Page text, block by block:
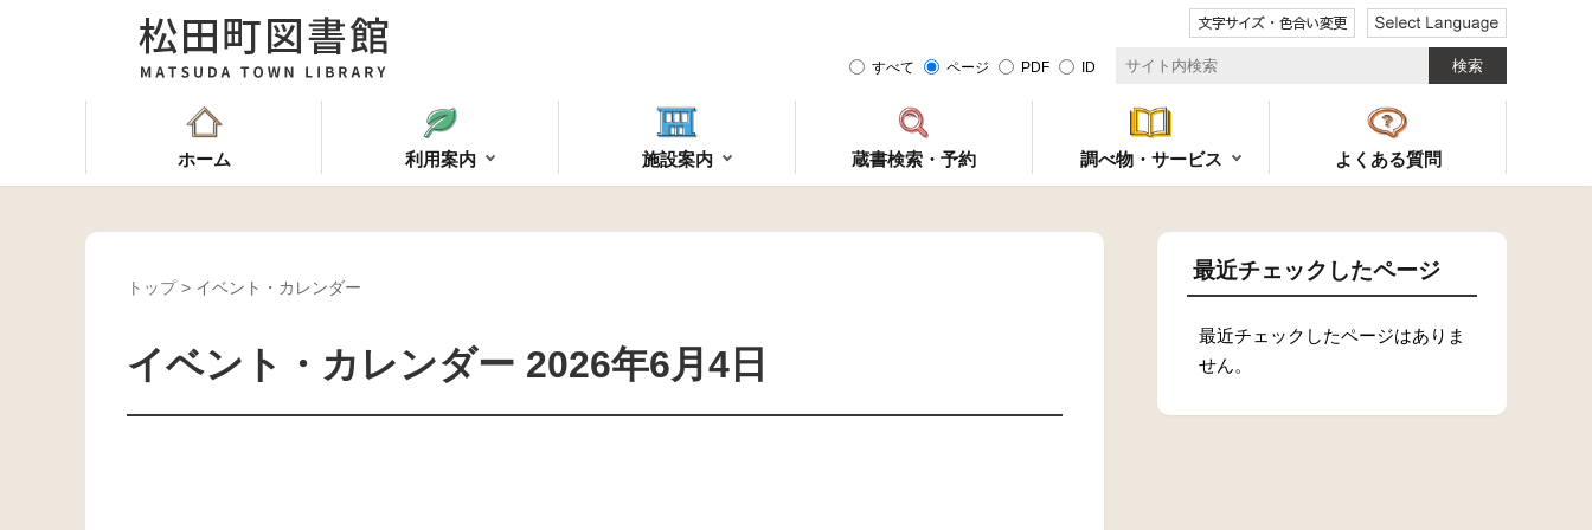
すべて ページ PDF ID
ホーム 利用案内 施設案内 蔵書検索・予約 調べ物・サービス よくある質問
トップ > イベント・カレンダー
イベント・カレンダー 2026年6月4日
最近チェックしたページ
最近チェックしたページはありま
せん。